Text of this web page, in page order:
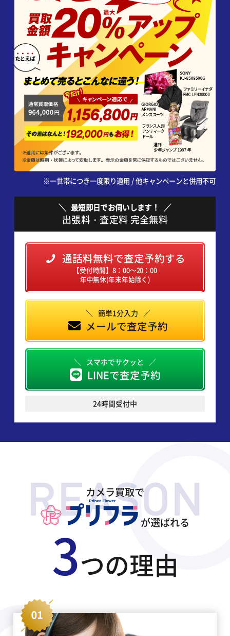
※一世帯につき一度限り適用 / 他キャンペーンと併用不可
最短即日でお伺いします！
出張料・査定料 完全無料
通話料無料で査定予約する
【受付時間】8：00～20：00
年中無休(年末年始除く)
簡単1分入力
メールで査定予約
スマホでサクッと
LINEで査定予約
24時間受付中
カメラ買取で
が選ばれる
3つの理由